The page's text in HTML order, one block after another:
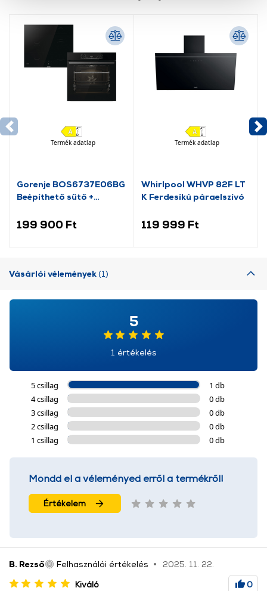
használatával Ön elfogadja a cookie-k használatát.
ÁSZF
Termék adatlap
Gorenje BOS6737E06BG
Beépíthető sütő +
főzőlap szett
199 900 Ft
Termék adatlap
Whirlpool WHVP 82F LT
K Ferdesíkú páraelszívó
119 999 Ft
Vásárlói vélemények(1)
5
1 értékelés
5 csillag
1 db
4 csillag
0 db
3 csillag
0 db
2 csillag
0 db
1 csillag
0 db
Mondd el a véleményed erről a termékről!
Értékelem
B. Rezső Felhasználói értékelés
2025. 11. 22.
Kiváló
0